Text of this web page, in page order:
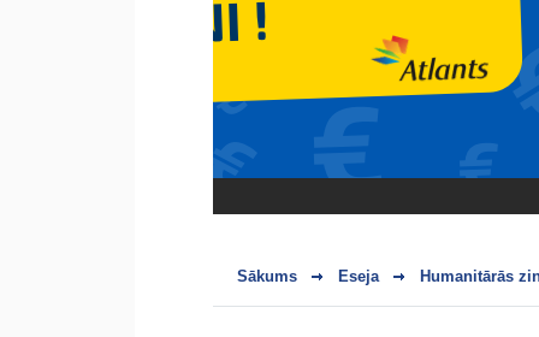
Sākums Eseja Humanitārās